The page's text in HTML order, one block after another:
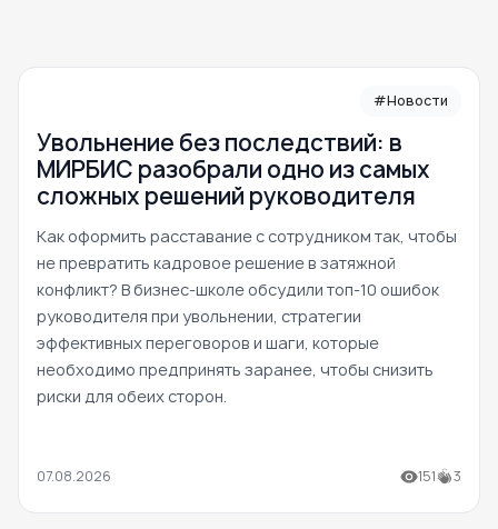
#Новости
Увольнение без последствий: в
МИРБИС разобрали одно из самых
сложных решений руководителя
Как оформить расставание с сотрудником так, чтобы
не превратить кадровое решение в затяжной
конфликт? В бизнес-школе обсудили топ-10 ошибок
руководителя при увольнении, стратегии
эффективных переговоров и шаги, которые
необходимо предпринять заранее, чтобы снизить
риски для обеих сторон.
07.08.2026 151 3